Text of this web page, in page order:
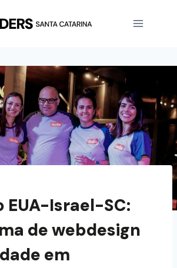
EUA-Israel-SC:
de webdesign
em